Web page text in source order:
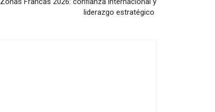
liderazgo estratégico